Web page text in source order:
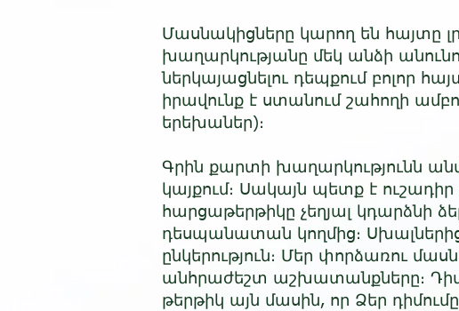
Մասնակիցները կարող են հայտը
խաղարկությանը մեկ անձի
ներկայացնելու դեպքում բոլոր
իրավունք է ստանում շահողի
երեխաներ)։
Գրին քարտի խաղարկությունն
կայքում։ Սակայն պետք է
հարցաթերթիկը չեղյալ կդարձնի
դեսպանատան կողմից։ Սխալներից
ընկերություն։ Մեր փորձառու
անհրաժեշտ աշխատանքները։
թերթիկ այն մասին, որ Ձեր